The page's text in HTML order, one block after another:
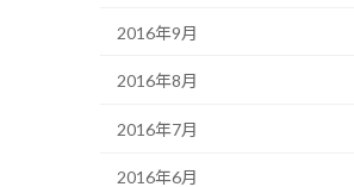
2016年9月
2016年8月
2016年7月
2016年6月